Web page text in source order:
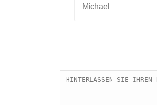
Michael